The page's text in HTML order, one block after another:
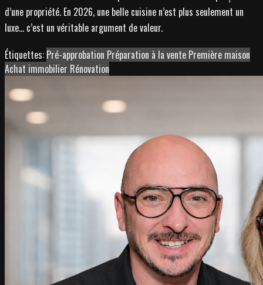
d’une propriété. En 2026, une belle cuisine n’est plus seulement un
luxe… c’est un véritable argument de valeur.
Étiquettes: Pré-approbation Préparation à la vente Première maison
Achat immobilier Rénovation